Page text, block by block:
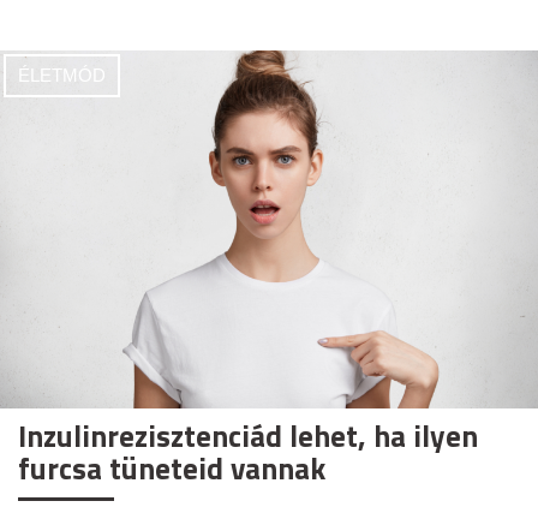
ÉLETMÓD
Inzulinrezisztenciád lehet, ha ilyen
furcsa tüneteid vannak